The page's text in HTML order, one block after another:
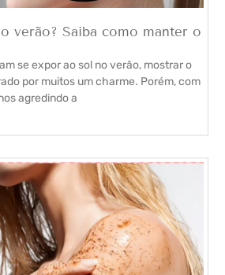
verão? Saiba como manter o
se expor ao sol no verão, mostrar o
por muitos um charme. Porém, com
agredindo a